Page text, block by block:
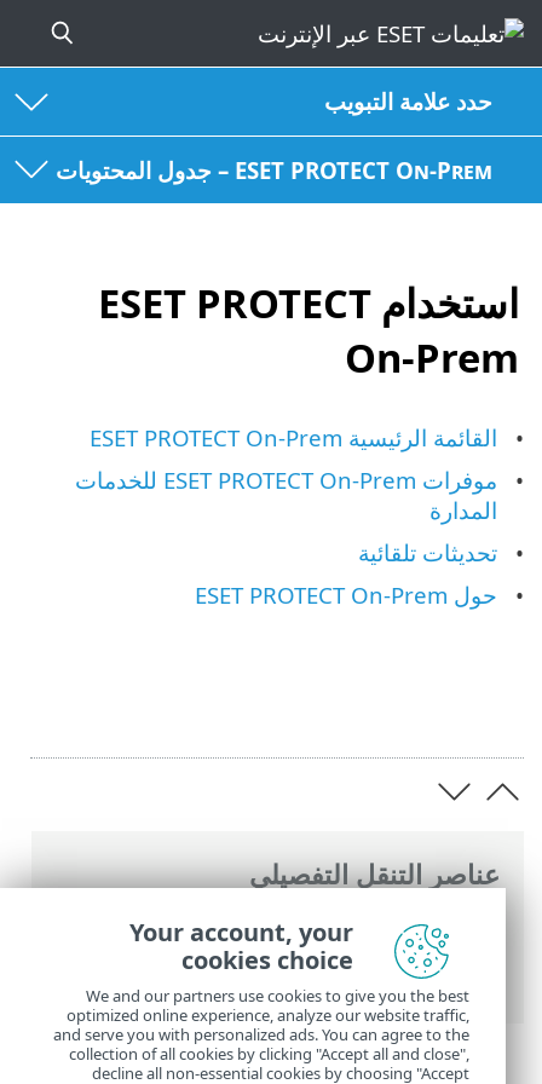
حدد علامة التبويب
ESET PROTECT On-Prem – جدول المحتويات
استخدام ‎ESET PROTECT
On-Prem
عناصر التنقل التفصيلي
تعليمات ESET عبر الإنترنت >
ESET PROTECT
On-Prem
>
استخدام ‎ESET PROTECT On-
Prem
القائمة الرئيسية ESET PROTECT On-Prem
موفرات ESET PROTECT On-Prem للخدمات
المدارة
تحديثات تلقائية
حول ESET PROTECT On-Prem
Your account, your
cookies choice
We and our partners use cookies to give you the best
optimized online experience, analyze our website traffic,
and serve you with personalized ads. You can agree to the
collection of all cookies by clicking "Accept all and close",
decline all non-essential cookies by choosing "Accept